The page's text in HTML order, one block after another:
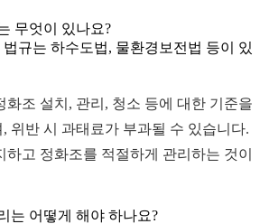
무엇이 있나요?
규는 하수도법, 물환경보전법 등이 있
화조 설치, 관리, 청소 등에 대한 기준을
위반 시 과태료가 부과될 수 있습니다.
하고 정화조를 적절하게 관리하는 것이
는 어떻게 해야 하나요?